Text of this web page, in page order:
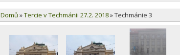
Domů »Tercie v Techmánii 27.2. 2018»Techmánie 3